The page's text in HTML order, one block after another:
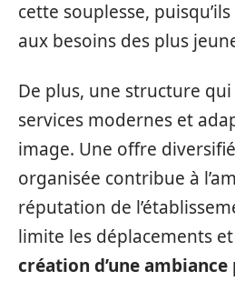
cette souplesse,
aux besoins des plus
De plus, une structure
services modernes et
image. Une offre
organisée contribue à
réputation de
limite les déplacements
création d’une